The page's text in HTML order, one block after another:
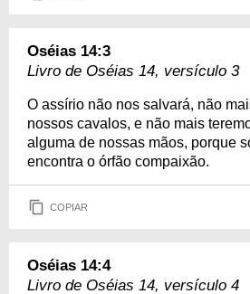
Oséias 14:3
Livro de Oséias 14, versículo 3
O assírio não nos salvará, não
nossos cavalos, e não mais
alguma de nossas mãos, porque
encontra o órfão compaixão.
COPIAR
Oséias 14:4
Livro de Oséias 14, versículo 4